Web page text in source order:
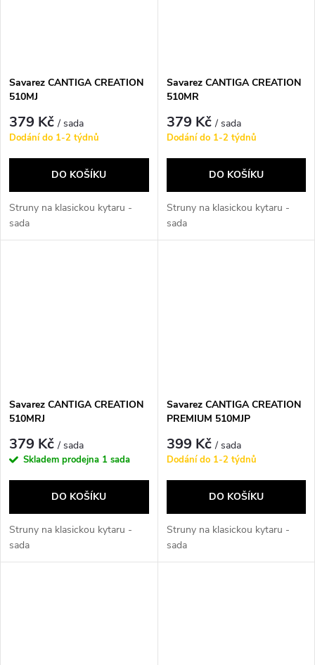
Savarez CANTIGA CREATION
510MJ
379 Kč/ sada
Dodání do 1-2 týdnů
DO KOŠÍKU
Struny na klasickou kytaru -
sada
Savarez CANTIGA CREATION
510MR
379 Kč/ sada
Dodání do 1-2 týdnů
DO KOŠÍKU
Struny na klasickou kytaru -
sada
Savarez CANTIGA CREATION
510MRJ
379 Kč/ sada
Skladem prodejna 1 sada
DO KOŠÍKU
Struny na klasickou kytaru -
sada
Savarez CANTIGA CREATION
PREMIUM 510MJP
399 Kč/ sada
Dodání do 1-2 týdnů
DO KOŠÍKU
Struny na klasickou kytaru -
sada